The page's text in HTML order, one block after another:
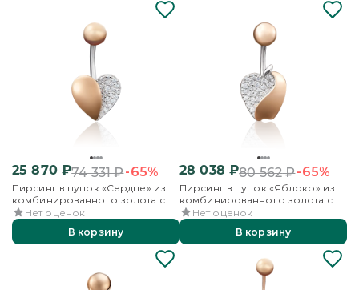
25 870₽74 331₽-65%
Пирсинг в пупок «Сердце» из
комбинированного золота с
фианитами
Нет оценок
В корзину
28 038 ₽80 562₽-65%
Пирсинг в пупок «Яблоко» из
комбинированного золота с
фианитами
Нет оценок
В корзину